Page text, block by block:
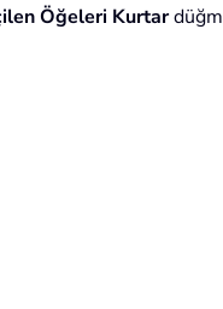
Öğeleri Kurtar